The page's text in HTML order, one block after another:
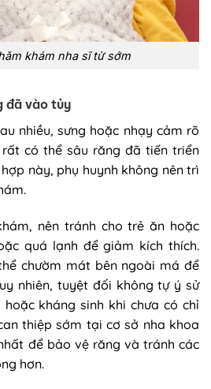
khám nha sĩ từ sớm
đã vào tủy
nhiều, sưng hoặc nhạy cảm rõ
có thể sâu răng đã tiến triển
này, phụ huynh không nên trì
nên tránh cho trẻ ăn hoặc
quá lạnh để giảm kích thích.
chườm mát bên ngoài má để
nhiên, tuyệt đối không tự ý sử
kháng sinh khi chưa có chỉ
thiệp sớm tại cơ sở nha khoa
để bảo vệ răng và tránh các
hơn.